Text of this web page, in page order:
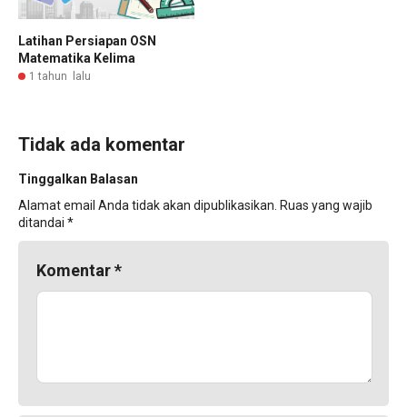
Latihan Persiapan OSN
Matematika Kelima
1 tahun lalu
Tidak ada komentar
Tinggalkan Balasan
Alamat email Anda tidak akan dipublikasikan. Ruas yang wajib
ditandai *
Komentar*